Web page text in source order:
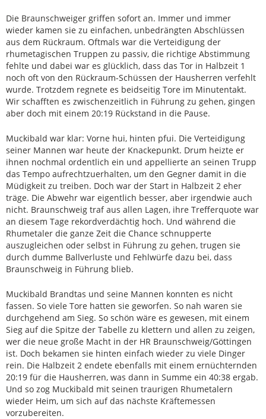
Die Braunschweiger griffen sofort an. Immer und immer
wieder kamen sie zu einfachen, unbedrängten Abschlüssen
aus dem Rückraum. Oftmals war die Verteidigung der
rhumetagischen Truppen zu passiv, die richtige Abstimmung
fehlte und dabei war es glücklich, dass das Tor in Halbzeit 1
noch oft von den Rückraum-Schüssen der Hausherren verfehlt
wurde. Trotzdem regnete es beidseitig Tore im Minutentakt.
Wir schafften es zwischenzeitlich in Führung zu gehen, gingen
aber doch mit einem 20:19 Rückstand in die Pause.
Muckibald war klar: Vorne hui, hinten pfui. Die Verteidigung
seiner Mannen war heute der Knackepunkt. Drum heizte er
ihnen nochmal ordentlich ein und appellierte an seinen Trupp
das Tempo aufrechtzuerhalten, um den Gegner damit in die
Müdigkeit zu treiben. Doch war der Start in Halbzeit 2 eher
träge. Die Abwehr war eigentlich besser, aber irgendwie auch
nicht. Braunschweig traf aus allen Lagen, ihre Trefferquote war
an diesem Tage rekordverdächtig hoch. Und während die
Rhumetaler die ganze Zeit die Chance schnupperte
auszugleichen oder selbst in Führung zu gehen, trugen sie
durch dumme Ballverluste und Fehlwürfe dazu bei, dass
Braunschweig in Führung blieb.
Muckibald Brandtas und seine Mannen konnten es nicht
fassen. So viele Tore hatten sie geworfen. So nah waren sie
durchgehend am Sieg. So schön wäre es gewesen, mit einem
Sieg auf die Spitze der Tabelle zu klettern und allen zu zeigen,
wer die neue große Macht in der HR Braunschweig/Göttingen
ist. Doch bekamen sie hinten einfach wieder zu viele Dinger
rein. Die Halbzeit 2 endete ebenfalls mit einem ernüchternden
20:19 für die Hausherren, was dann in Summe ein 40:38 ergab.
Und so zog Muckibald mit seinen traurigen Rhumetalern
wieder Heim, um sich auf das nächste Kräftemessen
vorzubereiten.